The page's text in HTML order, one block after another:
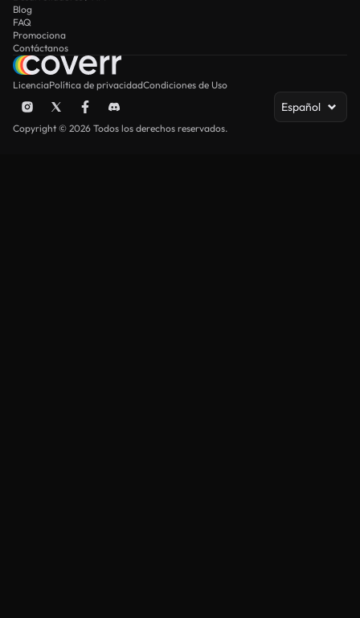
Blog
FAQ
Promociona
Contáctanos
LicenciaPolítica de privacidadCondiciones de Uso
Español
Copyright © 2026 Todos los derechos reservados.